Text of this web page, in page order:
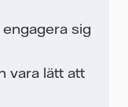
sig
vara lätt att